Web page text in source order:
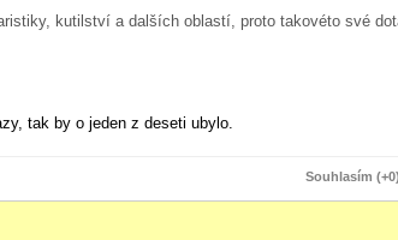
kutilství a dalších oblastí, proto takovéto své
tak by o jeden z deseti ubylo.
Souhlasím (+0)